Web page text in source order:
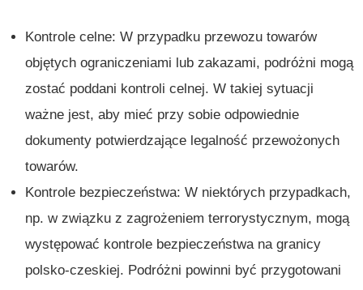
Kontrole celne: W przypadku przewozu towarów
objętych ograniczeniami lub zakazami, podróżni mogą
zostać poddani kontroli celnej. W takiej sytuacji
ważne jest, aby mieć przy sobie odpowiednie
dokumenty potwierdzające legalność przewożonych
towarów.
Kontrole bezpieczeństwa: W niektórych przypadkach,
np. w związku z zagrożeniem terrorystycznym, mogą
występować kontrole bezpieczeństwa na granicy
polsko-czeskiej. Podróżni powinni być przygotowani